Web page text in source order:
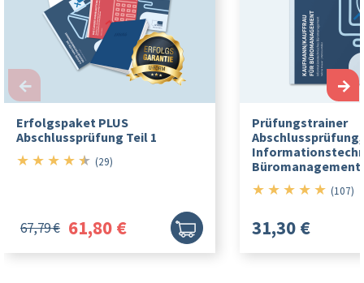
Erfolgspaket PLUS
Abschlussprüfung Teil 1
★ ★ ★ ★ ★ 4.5/5
(29)
61,80 €
67,79 €
Prüfungstrainer
Abschlussprüfung,
Büromanagement
★ ★ ★ ★ ★ 5/5
(107)
31,30 €
← →